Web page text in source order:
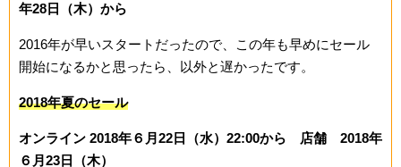
年28日（木）から
2016年が早いスタートだったので、この年も早めにセール
開始になるかと思ったら、以外と遅かったです。
2018年夏のセール
オンライン 2018年６月22日（水）22:00から 店舗 2018年
６月23日（木）